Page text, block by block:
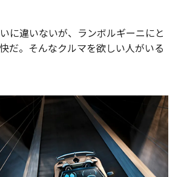
に違いないが、ランボルギーニにと
だ。そんなクルマを欲しい人がいる